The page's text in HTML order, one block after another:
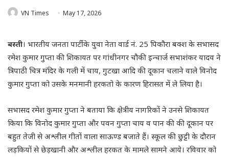
VN Times May 17, 2026
बस्ती। भारतीय जनता पार्टी के युवा नेता वार्ड नं. 25 पिकौरा बक्श के सभासद
रमेश कुमार गुप्ता की शिकायत पर गांधीनगर चौकी इन्चार्ज सभाशंकर यादव ने
त्रिपाठी चित्र मंदिर के गली में चाय, गुटखा आदि की दूकान चलाने वाले विनोद
कुमार गुप्ता को उसके मनमानी हरकतो के कारण हिरासत में ले लिया है।
सभासद रमेश कुमार गुप्ता ने बताया कि क्षेत्रीय नागरिकों ने उनसे शिकायत
किया कि विनोद कुमार गुप्ता और पवन गुप्ता चाय व पान की की दूकान पर
बहुत तेजी से अश्लील गीतों वाला साऊण्ड बजाते हैं। स्कूल की छुट्टी के दौरान
लड़कियों से छेड़खानी और अश्लील हरकत के मामले सामने आये। रविवार को